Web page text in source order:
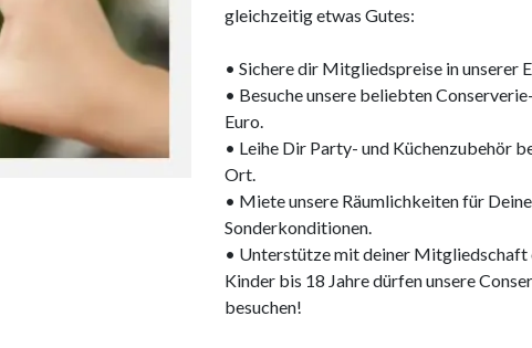
gleichzeitig etwas Gutes:
• Sichere dir Mitgliedspreise in unserer
• Besuche unsere beliebten
Euro.
• Leihe Dir Party- und Küchenzubehör
Ort.
• Miete unsere Räumlichkeiten für
Sonderkonditionen.
• Unterstütze mit deiner
Kinder bis 18 Jahre dürfen unsere
besuchen!